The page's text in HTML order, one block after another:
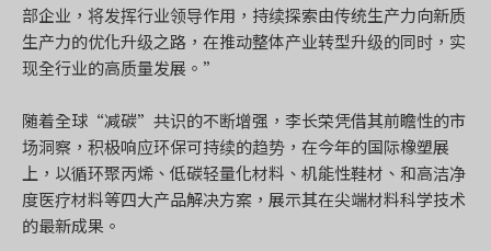
部企业，将发挥行业领导作用，持续探索由传统生产力向新质
生产力的优化升级之路，在推动整体产业转型升级的同时，实
现全行业的高质量发展。”
随着全球“减碳”共识的不断增强，李长荣凭借其前瞻性的市
场洞察，积极响应环保可持续的趋势，在今年的国际橡塑展
上，以循环聚丙烯、低碳轻量化材料、机能性鞋材、和高洁净
度医疗材料等四大产品解决方案，展示其在尖端材料科学技术
的最新成果。